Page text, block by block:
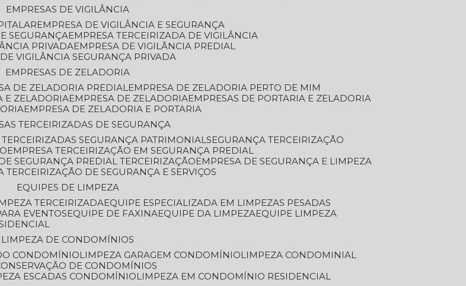
EMPRESAS DE VIGILÂNCIA
EMPRESA DE VIGILÂNCIA E SEGURANÇA
SEGURANÇA
EMPRESA TERCEIRIZADA DE VIGILÂNCIA
PRIVADA
EMPRESA DE VIGILÂNCIA PREDIAL
DE VIGILÂNCIA SEGURANÇA PRIVADA
EMPRESAS DE ZELADORIA
DE ZELADORIA PREDIAL
EMPRESA DE ZELADORIA PERTO DE MIM
E ZELADORIA EMPRESA DE ZELADORIA
EMPRESAS DE PORTARIA E ZELADORIA
EMPRESA DE ZELADORIA E PORTARIA
TERCEIRIZADAS DE SEGURANÇA
TERCEIRIZADAS SEGURANÇA PATRIMONIAL SEGURANÇA TERCEIRIZAÇÃO
EMPRESA TERCEIRIZAÇÃO EM SEGURANÇA PREDIAL
DE SEGURANÇA PREDIAL TERCEIRIZAÇÃO
EMPRESA DE SEGURANÇA E LIMPEZA
TERCEIRIZAÇÃO DE SEGURANÇA E SERVIÇOS
EQUIPES DE LIMPEZA
TERCEIRIZADA EQUIPE ESPECIALIZADA EM LIMPEZAS PESADAS
EVENTOS EQUIPE DE FAXINA EQUIPE DA LIMPEZA EQUIPE LIMPEZA
LIMPEZA DE CONDOMÍNIOS
CONDOMÍNIO LIMPEZA GARAGEM CONDOMÍNIO
LIMPEZA CONDOMINIAL
DE CONDOMÍNIOS
ESCADAS CONDOMÍNIO
LIMPEZA EM CONDOMÍNIO RESIDENCIAL